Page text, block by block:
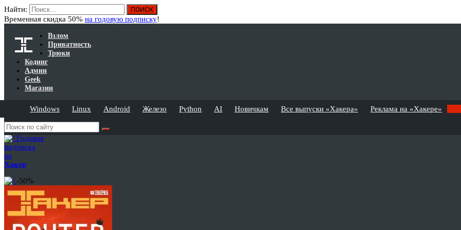
Найти:
Временная скидка 50% на годовую подписку!
Взлом
Приватность
Трюки
Кодинг
Админ
Geek
Магазин
Windows Linux Android Железо Python AI Новичкам Все выпуски «Хакера» Реклама на «Хакере»
Годовая
подписка
на
Хакер
-50%